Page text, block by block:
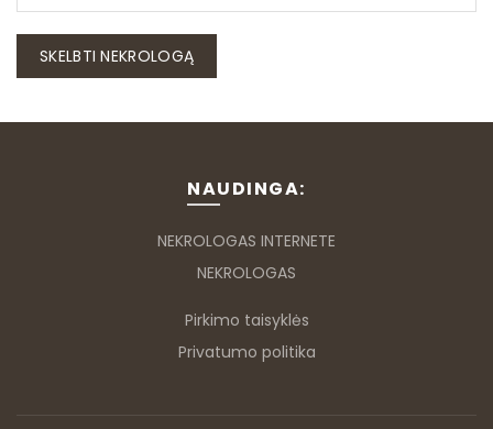
NAUDINGA:
NEKROLOGAS INTERNETE
NEKROLOGAS
Pirkimo taisyklės
Privatumo politika